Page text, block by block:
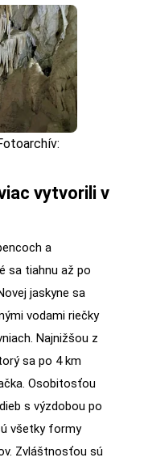
vytvorili v
a
sa tiahnu až po
jaskyne sa
vodami riečky
Najnižšou z
sa po 4 km
Osobitosťou
s výzdobou po
všetky formy
Zvláštnosťou sú